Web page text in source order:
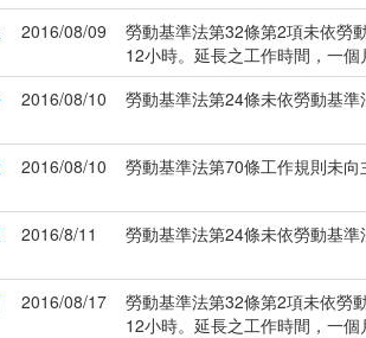
2016/08/09
勞動基準法第32條第2項未依勞
12小時。延長之工作時間，一
2016/08/10 勞動基準法第24條未依勞動基
2016/08/10 勞動基準法第70條工作規則未
2016/8/11 勞動基準法第24條未依勞動基
2016/08/17
勞動基準法第32條第2項未依勞
12小時。延長之工作時間，一